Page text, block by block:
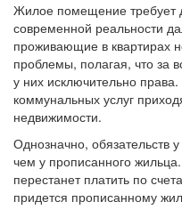
Жилое помещение требует
современной реальности
проживающие в квартирах
проблемы, полагая, что за
у них исключительно
коммунальных услуг
недвижимости.
Однозначно, обязательств
чем у прописанного
перестанет платить по
придется прописанному